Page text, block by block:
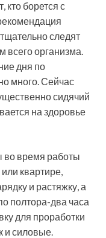
кто борется с
следят
всего организма.
дня по
много. Сейчас
сидячий
на здоровье
во время работы
квартире,
и растяжку, а
полтора-два часа
для проработки
и силовые.